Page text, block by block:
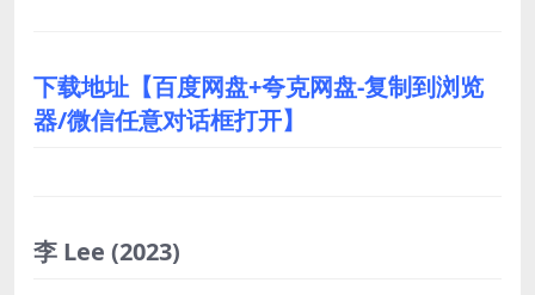
下载地址【百度网盘+夸克网盘-复制到浏览
器/微信任意对话框打开】
李 Lee (2023)